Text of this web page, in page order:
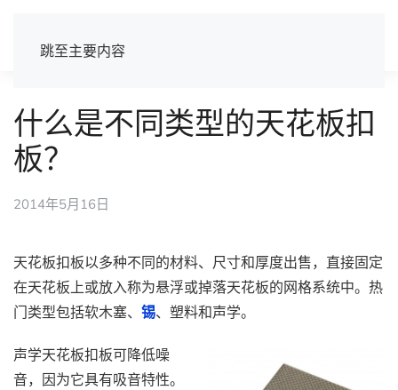
跳至主要内容
什么是不同类型的天花板扣
板？
2014年5月16日
天花板扣板以多种不同的材料、尺寸和厚度出售，直接固定
在天花板上或放入称为悬浮或掉落天花板的网格系统中。热
门类型包括软木塞、 锡、塑料和声学。
声学天花板扣板可降低噪
音，因为它具有吸音特性。